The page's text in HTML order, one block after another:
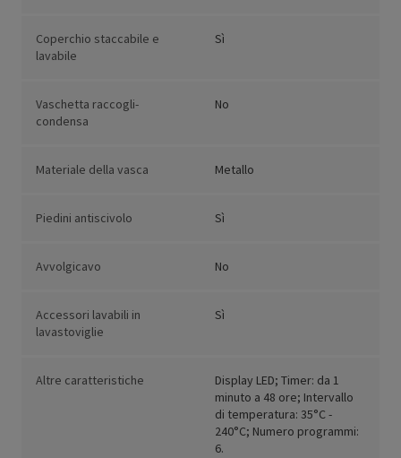
Coperchio staccabile e
lavabile
Sì
Vaschetta raccogli-
condensa
No
Materiale della vasca Metallo
Piedini antiscivolo Sì
Avvolgicavo No
Accessori lavabili in
lavastoviglie
Sì
Altre caratteristiche
Display LED; Timer: da 1
minuto a 48 ore; Intervallo
di temperatura: 35°C -
240°C; Numero programmi:
6.